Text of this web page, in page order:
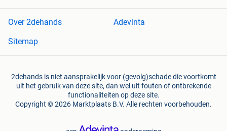
Over 2dehands
Adevinta
Sitemap
2dehands is niet aansprakelijk voor (gevolg)schade die voortkomt
uit het gebruik van deze site, dan wel uit fouten of ontbrekende
functionaliteiten op deze site.
Copyright © 2026 Marktplaats B.V. Alle rechten voorbehouden.